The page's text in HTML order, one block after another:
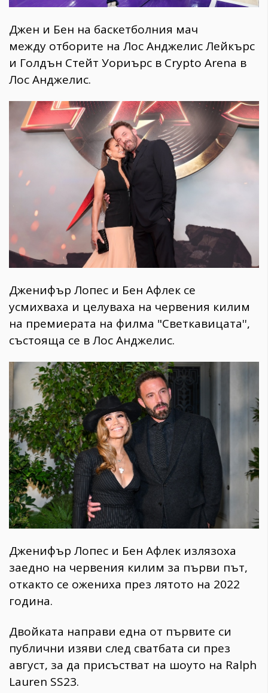
Джен и Бен на баскетболния мач
между отборите на Лос Анджелис Лейкърс
и Голдън Стейт Уориърс в Crypto Arena в
Лос Анджелис.
Дженифър Лопес и Бен Афлек се
усмихваха и целуваха на червения килим
на премиерата на филма "Светкавицата'',
състояща се в Лос Анджелис.
Дженифър Лопес и Бен Афлек излязоха
заедно на червения килим за първи път,
откакто се ожениха през лятото на 2022
година.
Двойката направи една от първите си
публични изяви след сватбата си през
август, за да присъстват на шоуто на Ralph
Lauren SS23.